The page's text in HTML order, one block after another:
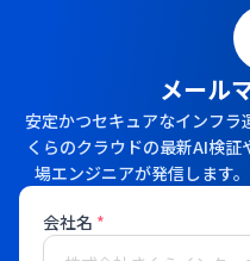
メール
安定かつセキュアなインフ
くらのクラウドの最新AI検
場エンジニアが発信します
会社名 *